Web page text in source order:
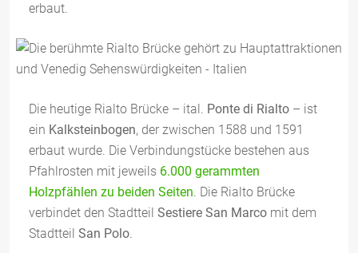
erbaut.
Die heutige Rialto Brücke – ital. Ponte di Rialto – ist
ein Kalksteinbogen, der zwischen 1588 und 1591
erbaut wurde. Die Verbindungstücke bestehen aus
Pfahlrosten mit jeweils 6.000 gerammten
Holzpfählen zu beiden Seiten. Die Rialto Brücke
verbindet den Stadtteil Sestiere San Marco mit dem
Stadtteil San Polo.